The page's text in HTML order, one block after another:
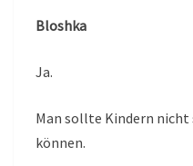
Bloshka
Ja.
Man sollte Kindern nicht
können.